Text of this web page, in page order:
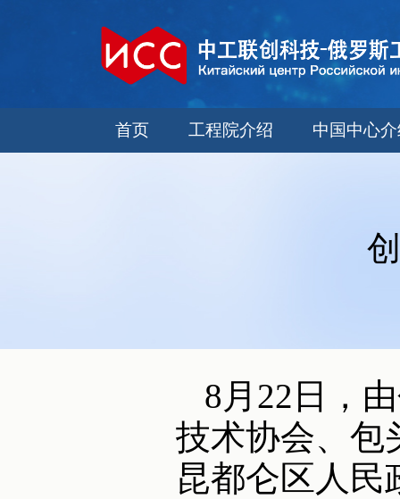
首页 工程院介绍 中国中心
8月22日，
技术协会、包
昆都仑区人民